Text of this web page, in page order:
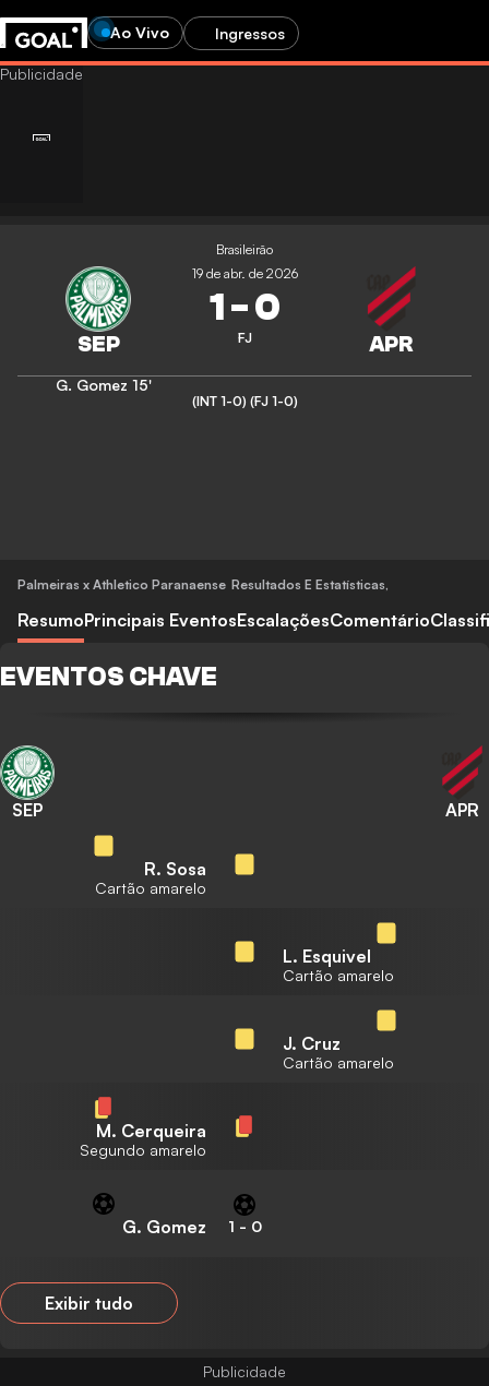
Ao Vivo Ingressos
Brasileirão
19 de abr. de 2026
1-0
FJ
G. Gomez 15'
(INT 1-0) (FJ 1-0)
Palmeiras x Athletico Paranaense Resultados E Estatísticas,
ResumoPrincipais EventosEscalaçõesComentário
EVENTOS CHAVE
SEP APR
R. Sosa
Cartão amarelo
L. Esquivel
Cartão amarelo
J. Cruz
Cartão amarelo
M. Cerqueira
Segundo amarelo
G. Gomez 1 - 0
Exibir tudo